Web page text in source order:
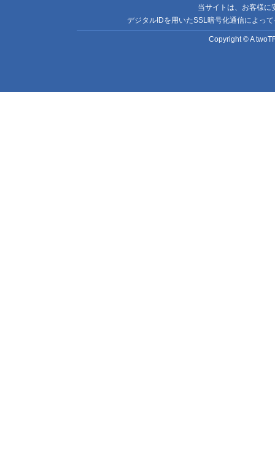
当サイトは、お客様に
デジタルIDを用いたSSL暗号化通信によっ
Copyright © A